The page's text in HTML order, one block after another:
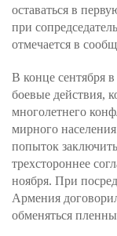
оставаться в
при
отмечается в
В конце сентября
боевые действия,
многолетнего
мирного
попыток
трехстороннее
ноября. При
Армения
обменяться